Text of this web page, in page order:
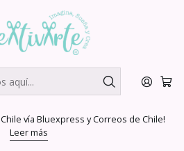
vía Bluexpress y Correos de Chile!
Leer más